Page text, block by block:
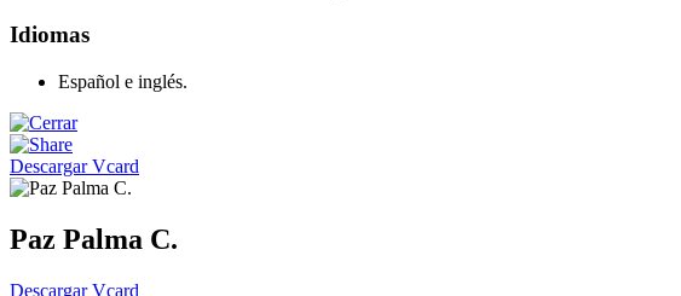
Idiomas
Español e inglés.
Descargar Vcard
Paz Palma C.
Descargar Vcard